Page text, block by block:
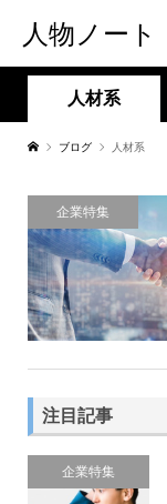
人物ノート
人材系
ブログ 人材系
企業特集
注目記事
企業特集